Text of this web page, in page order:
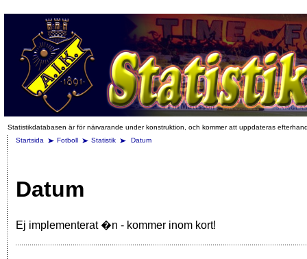
Statistikdatabasen är för närvarande under konstruktion, och kommer att uppdateras
Startsida
Fotboll Statistik Datum
Datum
Ej implementerat �n - kommer inom kort!